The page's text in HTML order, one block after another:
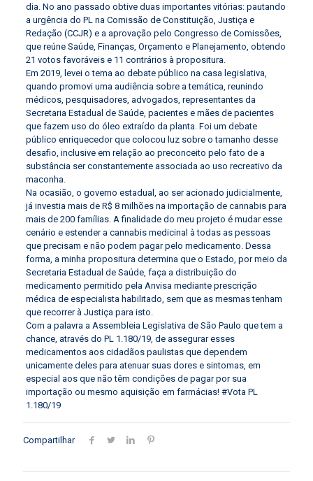
dia. No ano passado obtive duas importantes vitórias: pautando
a urgência do PL na Comissão de Constituição, Justiça e
Redação (CCJR) e a aprovação pelo Congresso de Comissões,
que reúne Saúde, Finanças, Orçamento e Planejamento, obtendo
21 votos favoráveis e 11 contrários à propositura.
Em 2019, levei o tema ao debate público na casa legislativa,
quando promovi uma audiência sobre a temática, reunindo
médicos, pesquisadores, advogados, representantes da
Secretaria Estadual de Saúde, pacientes e mães de pacientes
que fazem uso do óleo extraído da planta. Foi um debate
público enriquecedor que colocou luz sobre o tamanho desse
desafio, inclusive em relação ao preconceito pelo fato de a
substância ser constantemente associada ao uso recreativo da
maconha.
Na ocasião, o governo estadual, ao ser acionado judicialmente,
já investia mais de R$ 8 milhões na importação de cannabis para
mais de 200 famílias. A finalidade do meu projeto é mudar esse
cenário e estender a cannabis medicinal à todas as pessoas
que precisam e não podem pagar pelo medicamento. Dessa
forma, a minha propositura determina que o Estado, por meio da
Secretaria Estadual de Saúde, faça a distribuição do
medicamento permitido pela Anvisa mediante prescrição
médica de especialista habilitado, sem que as mesmas tenham
que recorrer à Justiça para isto.
Com a palavra a Assembleia Legislativa de São Paulo que tem a
chance, através do PL 1.180/19, de assegurar esses
medicamentos aos cidadãos paulistas que dependem
unicamente deles para atenuar suas dores e sintomas, em
especial aos que não têm condições de pagar por sua
importação ou mesmo aquisição em farmácias! #Vota PL
1.180/19
Compartilhar